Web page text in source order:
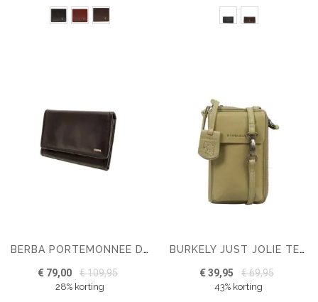
BERBA PORTEMONNEE DAMES SOFT LEATHER 001-303
€ 79,00 € 109,95
28% korting
BURKELY JUST JOLIE TELEFOON PORTEMONNEE TASJE
€ 39,95 € 69,95
43% korting